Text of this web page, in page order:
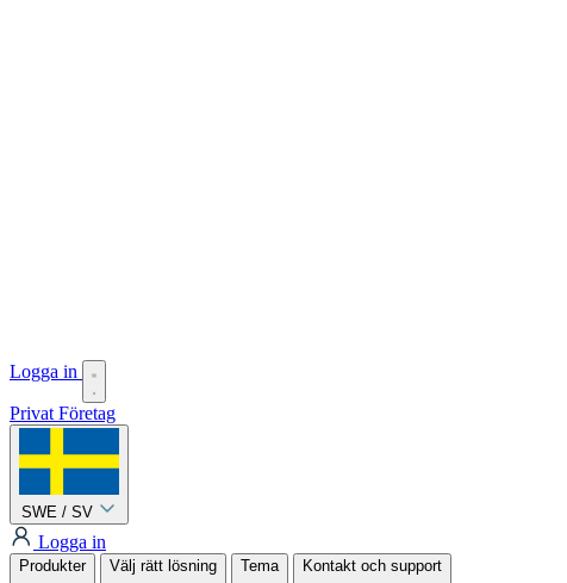
Logga in
Privat Företag
SWE / SV
Logga in
Produkter Välj rätt lösning Tema Kontakt och support